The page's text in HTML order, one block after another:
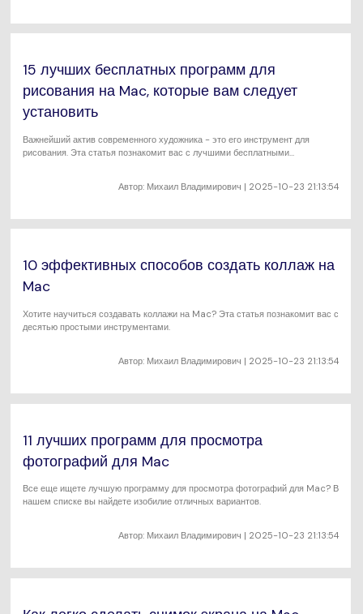
15 лучших бесплатных программ для
рисования на Mac, которые вам следует
установить
Важнейший актив современного художника - это его инструмент для
рисования. Эта статья познакомит вас с лучшими бесплатными
Автор: Михаил Владимирович | 2025-10-23 21:13:54
10 эффективных способов создать коллаж на
Mac
Хотите научиться создавать коллажи на Mac? Эта статья познакомит вас с
десятью простыми инструментами.
Автор: Михаил Владимирович | 2025-10-23 21:13:54
11 лучших программ для просмотра
фотографий для Mac
Все еще ищете лучшую программу для просмотра фотографий для Mac? В
нашем списке вы найдете изобилие отличных вариантов.
Автор: Михаил Владимирович | 2025-10-23 21:13:54